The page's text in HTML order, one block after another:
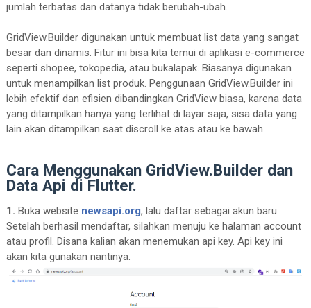
jumlah terbatas dan datanya tidak berubah-ubah.
GridView.Builder digunakan untuk membuat list data yang sangat
besar dan dinamis. Fitur ini bisa kita temui di aplikasi e-commerce
seperti shopee, tokopedia, atau bukalapak. Biasanya digunakan
untuk menampilkan list produk. Penggunaan GridView.Builder ini
lebih efektif dan efisien dibandingkan GridView biasa, karena data
yang ditampilkan hanya yang terlihat di layar saja, sisa data yang
lain akan ditampilkan saat discroll ke atas atau ke bawah.
Cara Menggunakan GridView.Builder dan
Data Api di Flutter.
1. Buka website newsapi.org, lalu daftar sebagai akun baru.
Setelah berhasil mendaftar, silahkan menuju ke halaman account
atau profil. Disana kalian akan menemukan api key. Api key ini
akan kita gunakan nantinya.